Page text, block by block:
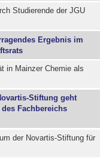
Studierende der JGU
Ergebnis im
in Mainzer Chemie als
Stiftung geht
Fachbereichs
der Novartis-Stiftung für